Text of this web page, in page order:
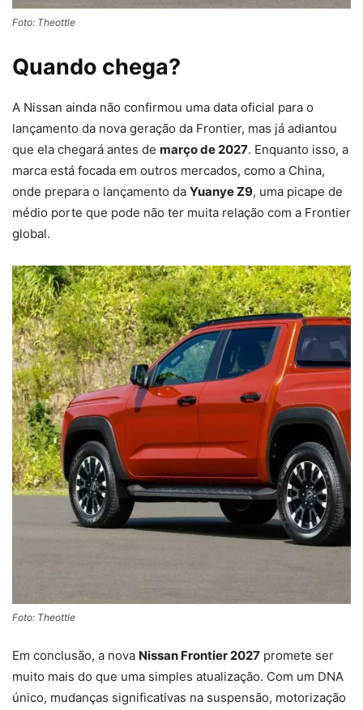
Foto: Theottle
Quando chega?
A Nissan ainda não confirmou uma data oficial para o
lançamento da nova geração da Frontier, mas já adiantou
que ela chegará antes de março de 2027. Enquanto isso, a
marca está focada em outros mercados, como a China,
onde prepara o lançamento da Yuanye Z9, uma picape de
médio porte que pode não ter muita relação com a Frontier
global.
Foto: Theottle
Em conclusão, a nova Nissan Frontier 2027 promete ser
muito mais do que uma simples atualização. Com um DNA
único, mudanças significativas na suspensão, motorização